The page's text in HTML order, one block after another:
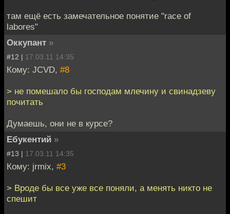
там ещё есть замечательное понятие "race of
labores"
Оккупант »
#12 | 17.03.11 14:35
Кому: JCVD, #8
> не помешало бы господам млечину и свинадзеву
почитать
Думаешь, они не в курсе?
Ебукентий »
#13 | 17.03.11 14:35
Кому: jrmix, #3
> Вроде бы все уже все поняли, а менять никто не
спешит